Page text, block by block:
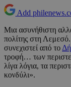
Add
Μια ασυνήθιστη
πολίτης στη
συνεχιστεί από το
τροφή… των
λίγα λόγια, τα
κονδύλι».